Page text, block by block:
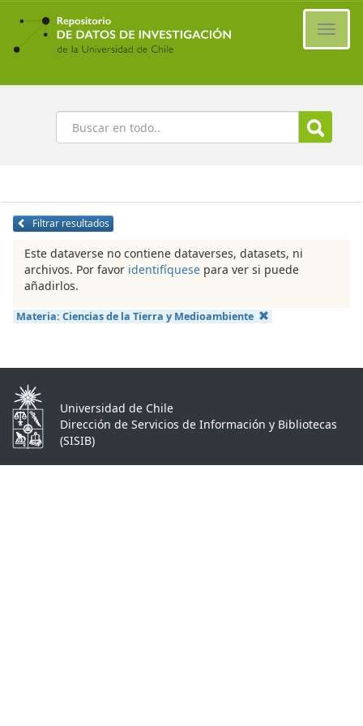
Ir
contenido
principal
Buscar
Filtrar resultados
Este dataverse no contiene dataverses, datasets, ni
archivos. Por favor identifíquese para ver si puede
añadirlos.
Materia: Ciencias de la Tierra y Medioambiente
Universidad de Chile
Dirección de Servicios de Información y Bibliotecas
(SISIB)